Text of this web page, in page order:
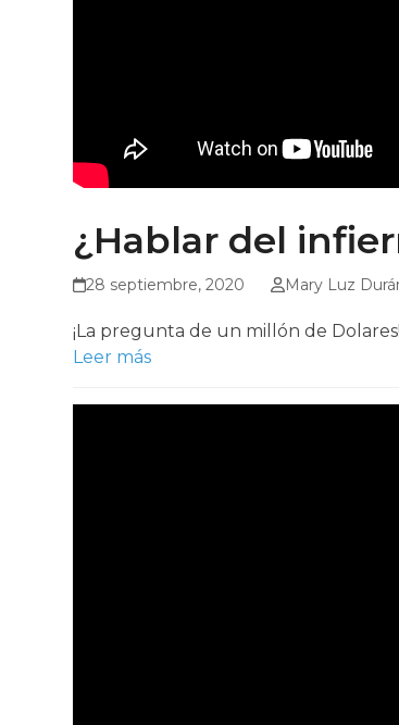
¿Hablar del
28 septiembre, 2020 Mary Luz
¡La pregunta de un millón de
Leer más